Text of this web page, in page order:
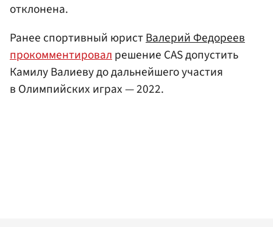
отклонена.
Ранее спортивный юристВалерий Федореев
прокомментировалрешение CAS допустить
Камилу Валиеву до дальнейшего участия
в Олимпийских играх — 2022.